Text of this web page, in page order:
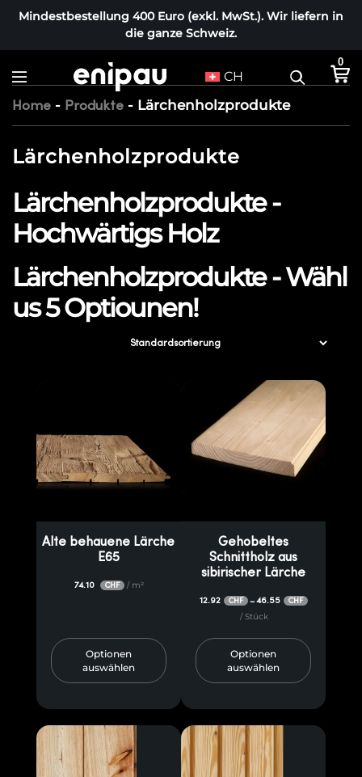
Mindestbestellung 400 Euro (exkl. MwSt.). Wir liefern in
die ganze Schweiz.
CH
0
Home - Produkte - Lärchenholzprodukte
Lärchenholzprodukte
Lärchenholzprodukte -
Hochwärtigs Holz
Lärchenholzprodukte - Wähl
us 5 Optiounen!
Alte behauene Lärche
E65
74.10 CHF / m²
Optionen
auswählen
Gehobeltes
Schnittholz aus
sibirischer Lärche
12.92 CHF –46.55 CHF
/ Stück
Optionen
auswählen